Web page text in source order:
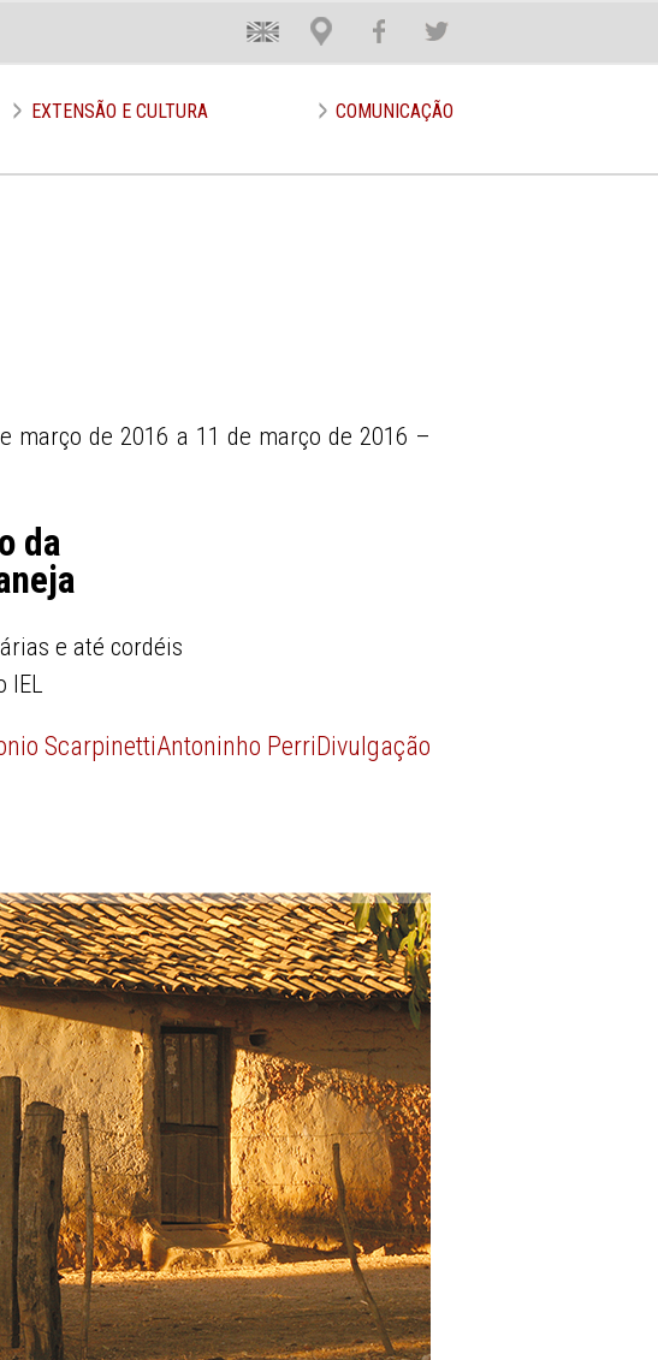
Loca
EXTENSÃO E CULTURA COMUNICAÇÃO
março de 2016 a 11 de março de 2016 –
da
e até cordéis
IEL
ScarpinettiAntoninho PerriDivulgação